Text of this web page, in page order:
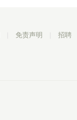
免责声明 招聘